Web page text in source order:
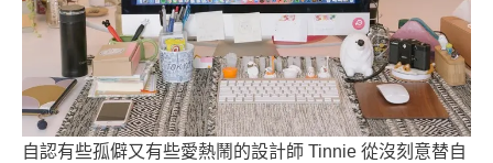
自認有些孤僻又有些愛熱鬧的設計師 Tinnie 從沒刻意替自